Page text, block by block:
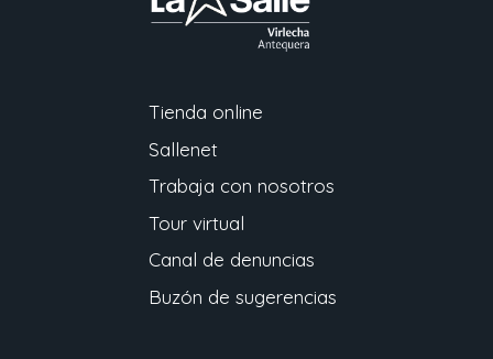
Tienda online
Sallenet
Trabaja con nosotros
Tour virtual
Canal de denuncias
Buzón de sugerencias